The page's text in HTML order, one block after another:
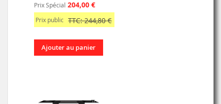
Prix Spécial 204,00 €
Prix public TTC: 244,80 €
Ajouter au panier